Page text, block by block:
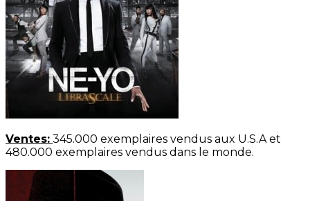
Ventes: 345.000 exemplaires vendus aux U.S.A et
480.000 exemplaires vendus dans le monde.